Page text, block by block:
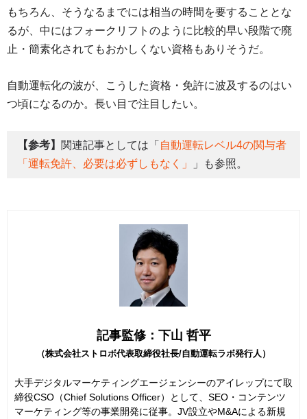
もちろん、そうなるまでには相当の時間を要することとな
るが、中にはフォークリフトのように比較的早い段階で廃
止・簡素化されてもおかしくない資格もありそうだ。
自動運転化の波が、こうした資格・免許に波及するのはい
つ頃になるのか。長い目で注目したい。
【参考】 関連記事としては「 自動運転レベル4の関与者
「運転免許、必要は必ずしもなく」
」も参照。
記事監修：下山 哲平
（株式会社ストロボ代表取締役社長/自動運転ラボ発行人）
大手デジタルマーケティングエージェンシーのアイレップにて取
締役CSO（Chief Solutions Officer）として、SEO・コンテンツ
マーケティング等の事業開発に従事。JV設立やM&Aによる新規